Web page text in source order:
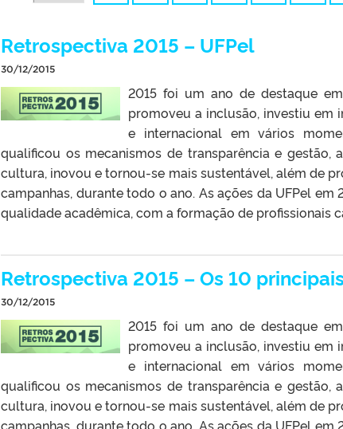
Retrospectiva 2015 – UFPel
30/12/2015
2015 foi um ano de destaque
promoveu a inclusão, investiu em
e internacional em vários
qualificou os mecanismos de transparência e gestão,
cultura, inovou e tornou-se mais sustentável, além de
campanhas, durante todo o ano. As ações da UFPel
qualidade acadêmica, com a formação de profissionais
Retrospectiva 2015 – Os 10
30/12/2015
2015 foi um ano de destaque
promoveu a inclusão, investiu em
e internacional em vários
qualificou os mecanismos de transparência e gestão,
cultura, inovou e tornou-se mais sustentável, além de
campanhas, durante todo o ano. As ações da UFPel